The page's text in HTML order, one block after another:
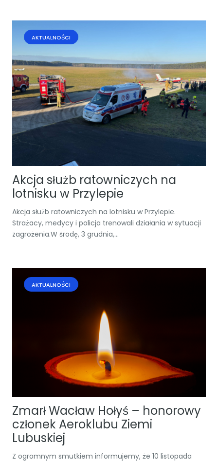
AKTUALNOŚCI
Akcja służb ratowniczych na
lotnisku w Przylepie
Akcja służb ratowniczych na lotnisku w Przylepie.
Strażacy, medycy i policja trenowali działania w sytuacji
zagrożenia.W środę, 3 grudnia,...
AKTUALNOŚCI
Zmarł Wacław Hołyś – honorowy
członek Aeroklubu Ziemi
Lubuskiej
Z ogromnym smutkiem informujemy, że 10 listopada